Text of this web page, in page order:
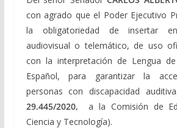
con agrado que el Poder Ejecutivo
la obligatoriedad de insertar
audiovisual o telemático, de uso
con la interpretación de Lengua de
Español, para garantizar la
personas con discapacidad auditiva.
29.445/2020,a la Comisión de
Ciencia y Tecnología).